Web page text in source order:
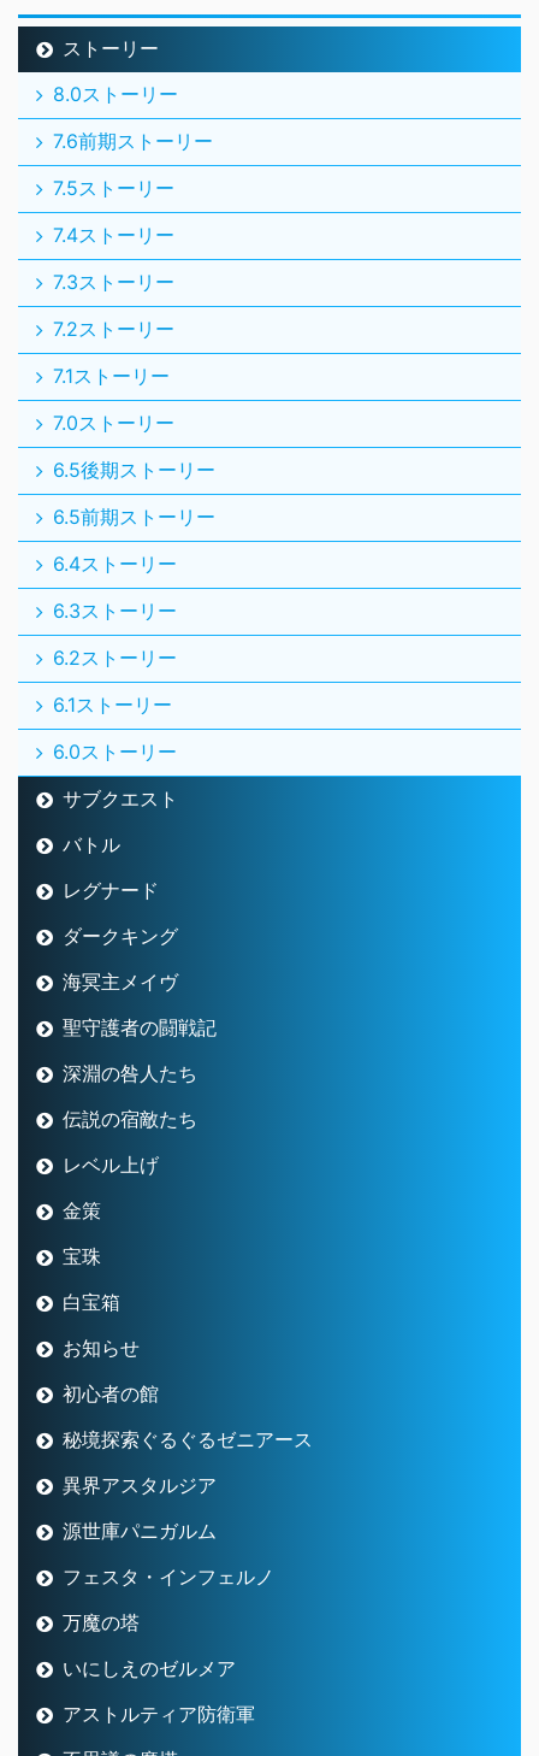
ストーリー
8.0ストーリー
7.6前期ストーリー
7.5ストーリー
7.4ストーリー
7.3ストーリー
7.2ストーリー
7.1ストーリー
7.0ストーリー
6.5後期ストーリー
6.5前期ストーリー
6.4ストーリー
6.3ストーリー
6.2ストーリー
6.1ストーリー
6.0ストーリー
サブクエスト
バトル
レグナード
ダークキング
海冥主メイヴ
聖守護者の闘戦記
深淵の咎人たち
伝説の宿敵たち
レベル上げ
金策
宝珠
白宝箱
お知らせ
初心者の館
秘境探索ぐるぐるゼニアース
異界アスタルジア
源世庫パニガルム
フェスタ・インフェルノ
万魔の塔
いにしえのゼルメア
アストルティア防衛軍